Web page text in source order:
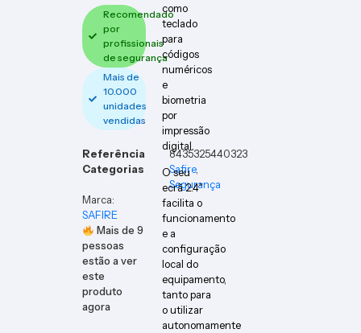
Recomendado
por
profissionais
de segurança
Mais de
10.000
unidades
vendidas
Referência
8435325440323
Categorias
Safire,
Segurança
Marca:
SAFIRE
Mais de9
pessoas
estão a ver
este
produto
agora
como
teclado
para
códigos
numéricos
e
biometria
por
impressão
digital.
O seu
ecrã 2.4″
facilita o
funcionamento
e a
configuração
local do
equipamento,
tanto para
o utilizar
autonomamente